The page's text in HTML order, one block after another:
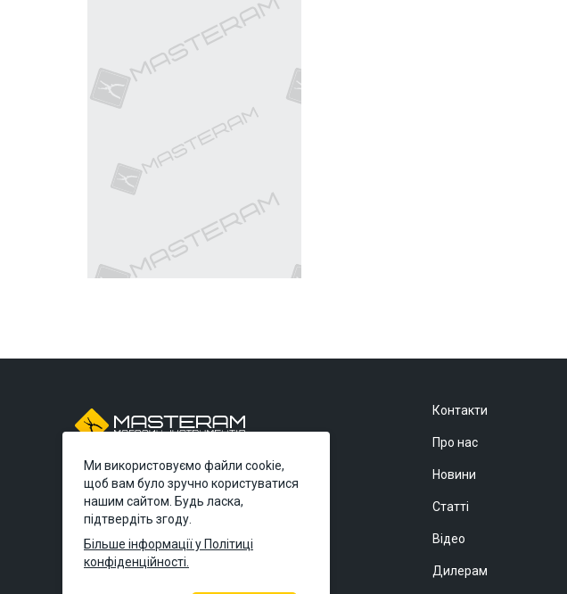
Київ:вул. Польова, 49А (тимчасово без
самовивозу)
Великого, 7
Контакти
Про нас
Новини
Статті
Відео
Дилерам
Ми використовуємо файли cookie,
щоб вам було зручно користуватися
нашим сайтом. Будь ласка,
підтвердіть згоду.
Більше інформації у Політиці
конфіденційності.